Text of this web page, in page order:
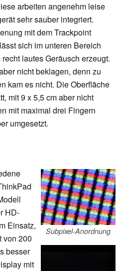
arbeiten angenehm leise
sehr sauber integriert.
mit dem Trackpoint
sich im unteren Bereich
lautes Geräusch erzeugt.
nicht beklagen, denn zu
kam es nicht. Die Oberfläche
mit 9 x 5,5 cm aber nicht
mit maximal drei Fingern
umgesetzt.
Subpixel-Anordnung
HD-
Einsatz,
von 200
besser
mit